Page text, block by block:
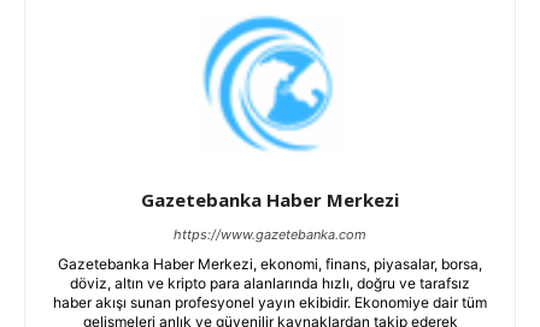
Gazetebanka Haber Merkezi
https://www.gazetebanka.com
Gazetebanka Haber Merkezi, ekonomi, finans, piyasalar, borsa,
döviz, altın ve kripto para alanlarında hızlı, doğru ve tarafsız
haber akışı sunan profesyonel yayın ekibidir. Ekonomiye dair tüm
gelişmeleri anlık ve güvenilir kaynaklardan takip ederek